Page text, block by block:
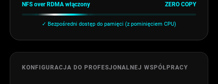
NFS over RDMA włączony ZERO COPY
✓ Bezpośredni dostęp do pamięci (z pominięciem CPU)
KONFIGURACJA DO PROFESJONALNEJ WSPÓŁPRACY